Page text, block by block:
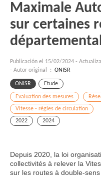
Maximale
sur certaines
Publicación el 15/02/2024 -
- Autor original : ONISR
ONISR Etude
Evaluation des mesures
Vitesse - règles de circulation
2022
2024
Depuis 2020, la loi
collectivités à relever la
sur les routes à double-